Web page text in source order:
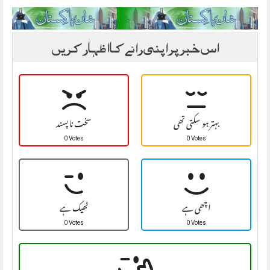
اس خبر پر اپنی رائے کا اظہار کریں
سخت نا پسند
0 Votes بہتر ہو سکتی تھی
0 Votes
ٹھیک ہے
0 Votes اچھی ہے
0 Votes